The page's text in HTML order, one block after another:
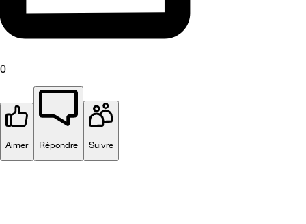
0
Aimer Répondre Suivre